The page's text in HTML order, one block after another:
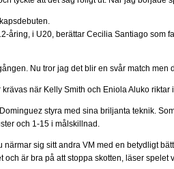
åring, i U20, berättar Cecilia Santiago som
Nu tror jag det blir en svår match men
när Kelly Smith och Eniola Aluko
styra med sina briljanta teknik.
och 1-15 i målskillnad.
närmar sig sitt andra VM med en betydligt
och är bra på att stoppa skotten, läser